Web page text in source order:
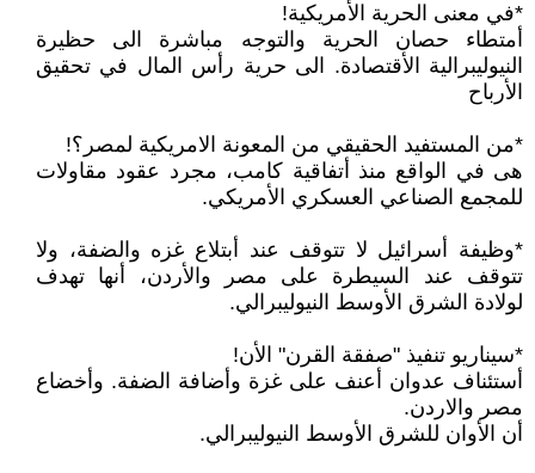
*في معنى الحرية الأمريكية!
أمتطاء حصان الحرية والتوجه مباشرة الى حظيرة
النيوليبرالية الأقتصادة. الى حرية رأس المال في تحقيق
الأرباح
*من المستفيد الحقيقي من المعونة الامريكية لمصر؟!
هى في الواقع منذ أتفاقية كامب، مجرد عقود مقاولات
للمجمع الصناعي العسكري الأمريكي.
*وظيفة أسرائيل لا تتوقف عند أبتلاع غزه والضفة، ولا
تتوقف عند السيطرة على مصر والأردن، أنها تهدف
لولادة الشرق الأوسط النيوليبرالي.
*سيناريو تنفيذ "صفقة القرن" الأن!
أستئناف عدوان أعنف على غزة وأضافة الضفة. وأخضاع
مصر والاردن.
أن الأوان للشرق الأوسط النيوليبرالي.